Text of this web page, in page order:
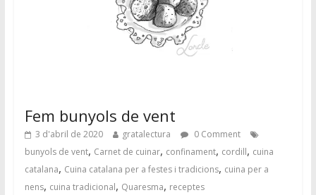
Fem bunyols de vent
3 d'abril de 2020 gratalectura
0 Comment
bunyols de vent, Carnet de cuinar, confinament, cordill, cuina
catalana, Cuina catalana per a festes i tradicions, cuina per a
nens, cuina tradicional, Quaresma, receptes